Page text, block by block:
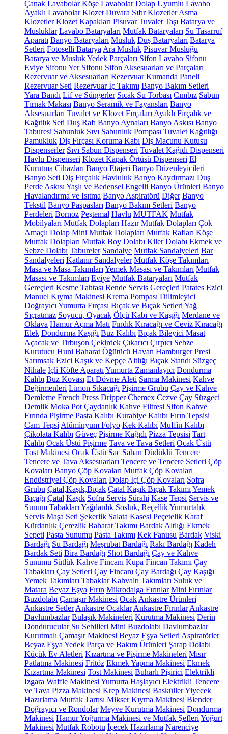
Çanak Lavabolar Köşe Lavabolar Dolap Uyumlu Lavabo
Ayaklı Lavabolar Klozet Duvara Sıfır Klozetler Asma
Klozetler Klozet Kapakları Pisuvar Tuvalet Taşı Batarya ve
Musluklar Lavabo Bataryaları Mutfak Bataryaları Su Tasarruf
Aparatı Banyo Bataryaları Musluk Duş Bataryaları Batarya
Setleri Fotoselli Batarya Ara Musluk Pisuvar Musluğu
Batarya ve Musluk Yedek Parçaları Sifon Lavabo Sifonu
Eviye Sifonu Yer Sifonu Sifon Aksesuarları ve Parçaları
Rezervuar ve Aksesuarları Rezervuar Kumanda Paneli
Rezervuar Seti Rezervuar İç Takımı Banyo Bakım Setleri
Yara Bandı Lif ve Süngerler Sıcak Su Torbası Cımbız Sabun
Tırnak Makası Banyo Seramik ve Fayansları Banyo
Aksesuarları Tuvalet ve Klozet Fırçaları Ayaklı Fırçalık ve
Kağıtlık Seti Duş Rafı Banyo Aynaları Banyo Askısı Banyo
Taburesi Sabunluk Sıvı Sabunluk Pompası Tuvalet Kağıtlığı
Pamukluk Diş Fırçası Koruma Kabı Diş Macunu Kutusu
Dispenserler Sıvı Sabun Dispenseri Tuvalet Kağıdı Dispenseri
Havlu Dispenseri Klozet Kapak Örtüsü Dispenseri El
Kurutma Cihazları Banyo Etajeri Banyo Düzenleyicileri
Banyo Seti Diş Fırçalık Havluluk Banyo Kaydırmazı Duş
Perde Askısı Yaşlı ve Bedensel Engelli Banyo Ürünleri Banyo
Havalandırma ve Isıtma Banyo Aspiratörü Diğer Banyo
Tekstil Banyo Paspasları Banyo Bakım Setleri Banyo
Perdeleri Bornoz Peştemal Havlu MUTFAK Mutfak
Mobilyaları Mutfak Dolapları Hazır Mutfak Dolapları Çok
Amaçlı Dolap Mini Mutfak Dolapları Mutfak Rafları Köşe
Mutfak Dolapları Mutfak Boy Dolabı Kiler Dolabı Ekmek ve
Sebze Dolabı Tabureler Sandalye Mutfak Sandalyeleri Bar
Sandalyeleri Katlanır Sandalyeler Mutfak Köşe Takımları
Masa ve Masa Takımları Yemek Masası ve Takımları Mutfak
Masası ve Takımları Eviye Mutfak Bataryaları Mutfak
Gereçleri Kesme Tahtası Rende Servis Gereçleri Patates Ezici
Manuel Kıyma Makinesi Krema Pompası Dilimleyici
Doğrayıcı Yumurta Fırçası Bıçak ve Bıçak Setleri Yağ
Sıçratmaz Soyucu, Oyacak Ölçü Kabı ve Kaşığı Merdane ve
Oklava Hamur Açma Matı Fındık Kıracağı ve Ceviz Kıracağı
Elek Dondurma Kaşığı Buz Kalıbı Bıçak Bileyici Masat
Açacak ve Tirbuşon Çekirdek Çıkarıcı Çırpıcı Sebze
Kurutucu Huni Baharat Öğütücü Havan Hamburger Presi
Sarımsak Ezici Kaşık ve Kepçe Altlığı Bıçak Standı Süzgeç
Nihale İçli Köfte Aparatı Yumurta Zamanlayıcı Dondurma
Kalıbı Buz Kovası Et Dövme Aleti Sarma Makinesi Kahve
Değirmenleri Limon Sıkacağı Pişirme Grubu Çay ve Kahve
Demleme French Press Dripper Chemex Cezve Çay Süzgeci
Demlik Moka Pot Çaydanlık Kahve Filtresi Sifon Kahve
Fırında Pişirme Pasta Kalıbı Kurabiye Kalıbı Fırın Tepsisi
Cam Tepsi Alüminyum Folyo Kek Kalıbı Muffin Kalıbı
Çikolata Kalıbı Güveç Pişirme Kağıdı Pizza Tepsisi Tart
Kalıbı Ocak Üstü Pişirme Tava ve Tava Setleri Ocak Üstü
Tost Makinesi Ocak Üstü Sac Sahan Düdüklü Tencere
Tencere ve Tava Aksesuarları Tencere ve Tencere Setleri Çöp
Kovaları Banyo Çöp Kovaları Mutfak Çöp Kovaları
Endüstriyel Çöp Kovaları Dolap İçi Çöp Kovaları Sofra
Grubu Çatal,Kaşık,Bıçak Çatal Kaşık Bıçak Takımı Yemek
Bıçağı Çatal Kaşık Sofra Servis Sürahi Kase Tepsi Servis ve
Sunum Tabakları Yağdanlık Sosluk, ReçellikYumurtalık
Servis Maşa Seti Şekerlik Salata Kasesi Peçetelik Karaf
Kürdanlık Çerezlik Baharat Takımı Bardak Altlığı Ekmek
Sepeti Pasta Sunumu Pasta Takımı Kek Fanusu Bardak Viski
Bardağı Su Bardağı Meşrubat Bardağı Rakı Bardağı Kadeh
Bardak Seti Bira Bardağı Shot Bardağı Çay ve Kahve
Sunumu Sütlük Kahve Fincanı Kupa Fincan Takımı Çay
Tabakları Çay Setleri Çay Fincanı Çay Bardağı Çay Kaşığı
Yemek Takımları Tabaklar Kahvaltı Takımları Suluk ve
Matara Beyaz Eşya Fırın Mikrodalga Fırınlar Mini Fırınlar
Buzdolabı Çamaşır Makinesi Ocak Ankastre Ürünleri
Ankastre Setler Ankastre Ocaklar Ankastre Fırınlar Ankastre
Davlumbazlar Bulaşık Makineleri Kurutma Makinesi Derin
Dondurucular Su Sebilleri Mini Buzdolabı Davlumbazlar
Kurutmalı Çamaşır Makinesi Beyaz Eşya Setleri Aspiratörler
Beyaz Eşya Yedek Parça ve Bakım Ürünleri Şarap Dolabı
Küçük Ev Aletleri Kızartma ve Pişirme Makineleri Mısır
Patlatma Makinesi Fritöz Ekmek Yapma Makinesi Ekmek
Kızartma Makinesi Tost Makinesi Buharlı Pişirici Elektrikli
Izgara Waffle Makinesi Yumurta Haşlayıcı Elektrikli Tencere
ve Tava Pizza Makinesi Krep Makinesi BasküllerYiyecek
Hazırlama Mutfak Tartısı Mikser Kıyma Makinesi Blender
Doğrayıcı ve Rondolar Meyve Kurutma Makinesi Dondurma
Makinesi Hamur Yoğurma Makinesi ve Mutfak Şefleri Yoğurt
Makinesi Mutfak Robotu İçecek Hazırlama Narenciye